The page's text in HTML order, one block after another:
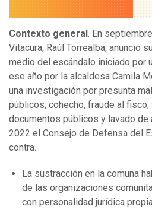
Contexto general . En
Vitacura, Raúl Torrealba, anunció
medio del escándalo iniciado por
ese año por la alcaldesa Camila
una investigación por presunta
públicos, cohecho, fraude al
documentos públicos y lavado de
2022 el Consejo de Defensa del
contra.
La sustracción en la comuna
de las organizaciones
con personalidad jurídica